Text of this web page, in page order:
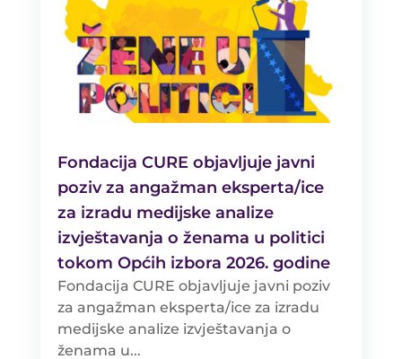
Fondacija CURE objavljuje javni
poziv za angažman eksperta/ice
za izradu medijske analize
izvještavanja o ženama u politici
tokom Općih izbora 2026. godine
Fondacija CURE objavljuje javni poziv
za angažman eksperta/ice za izradu
medijske analize izvještavanja o
ženama u...